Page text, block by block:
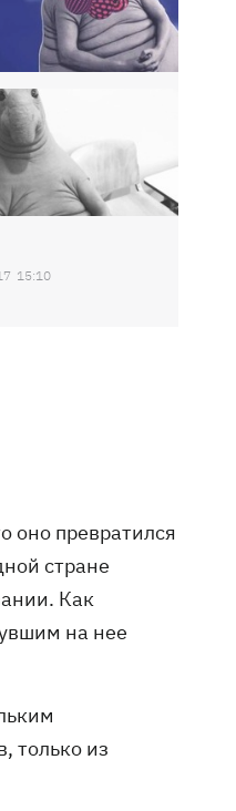
15:10
оно превратился
стране
Как
на нее
только из